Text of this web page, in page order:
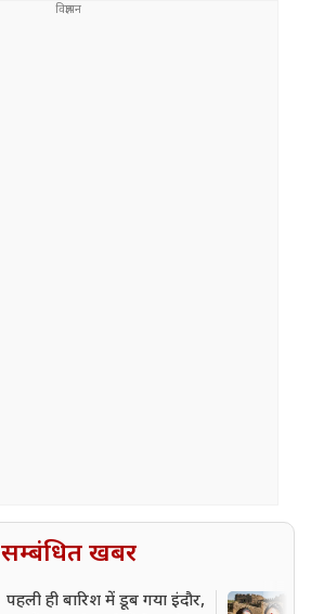
सम्बंधित खबर
पहली ही बारिश में डूब गया इंदौर,